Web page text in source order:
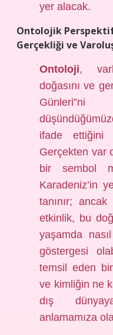
yer alacak.
Ontolojik
Gerçekliği ve
Ontoloji,
doğasını ve
ifade ettiğini
Gerçekten var
bir sembol
Karadeniz’in
tanınır;
etkinlik, bu
yaşamda
göstergesi
temsil eden
ve kimliğin ne
dış
anlamamıza